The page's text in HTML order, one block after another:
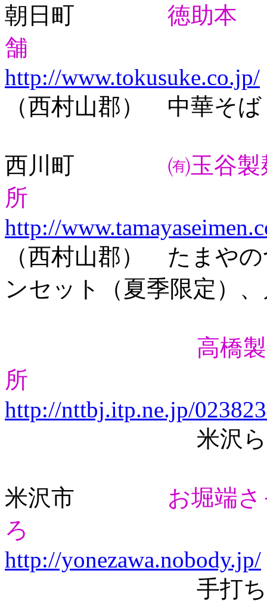
朝日町 徳助本
舗
http://www.tokusuke.co.jp/
（西村山郡） 中華そば
西川町 ㈲玉谷製
所
http://
（西村山郡） たまや
ンセット（夏季限定）
高橋
所
http://nttbj.itp.ne.jp/
米沢らー
米沢市 お堀端
ろ
http://yonezawa.nobody.jp/
手打ちラ